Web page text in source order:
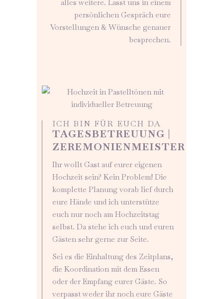
alles weitere. Lasst uns in einem
persönlichen Gespräch eure
Vorstellungen & Wünsche genauer
besprechen.
ICH BIN FÜR EUCH DA
TAGESBETREUUNG |
ZEREMONIENMEISTER
Ihr wollt Gast auf eurer eigenen
Hochzeit sein? Kein Problem! Die
komplette Planung vorab lief durch
eure Hände und ich unterstütze
euch nur noch am Hochzeitstag
selbst. Da stehe ich euch und euren
Gästen sehr gerne zur Seite.
Sei es die Einhaltung des Zeitplans,
die Koordination mit dem Essen
oder der Empfang eurer Gäste. So
verpasst weder ihr noch eure Gäste